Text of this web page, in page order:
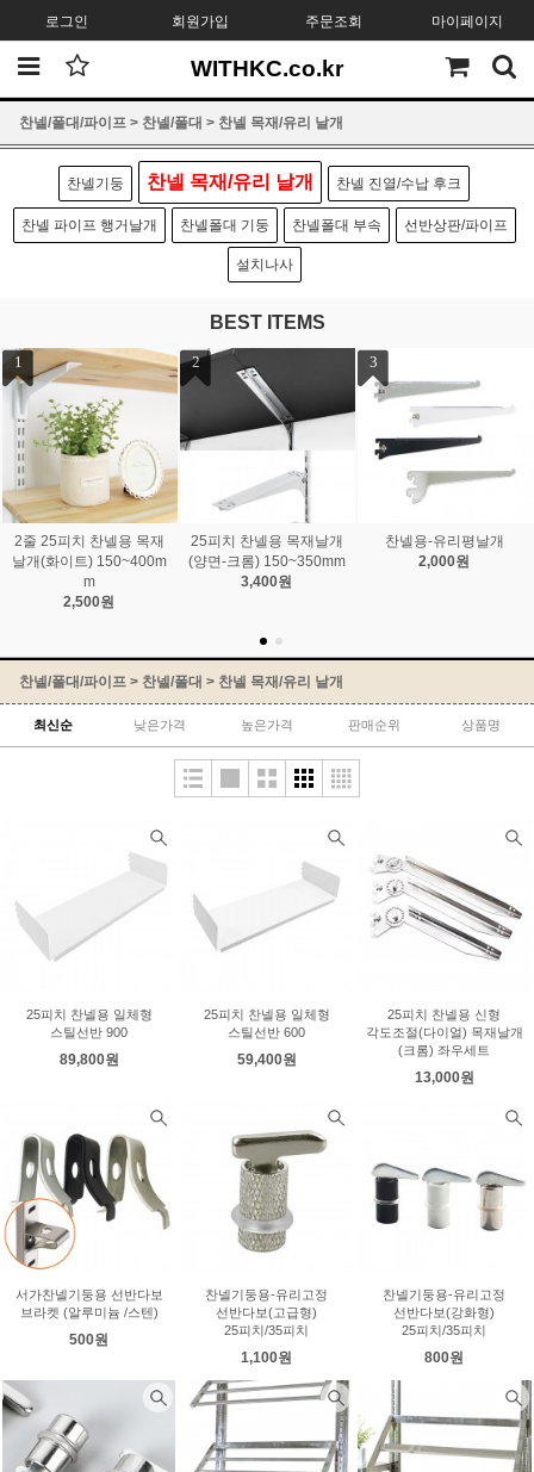
로그인 회원가입 주문조회 마이페이지
WITHKC.co.kr
찬넬/폴대/파이프 > 찬넬/폴대 > 찬넬 목재/유리 날개
찬넬기둥 찬넬 목재/유리 날개 찬넬 진열/수납 후크
찬넬 파이프 행거날개 찬넬폴대 기둥 찬넬폴대 부속 선반상판/파이프
설치나사
BEST ITEMS
1
2줄 25피치 찬넬용 목재
날개(화이트) 150~400m
m
2,500원
2
25피치 찬넬용 목재날개
(양면-크롬) 150~350mm
3,400원
3
찬넬용-유리평날개
2,000원
찬넬/폴대/파이프 > 찬넬/폴대 > 찬넬 목재/유리 날개
최신순 낮은가격 높은가격 판매순위 상품명
25피치 찬넬용 일체형
스틸선반 900
89,800원
25피치 찬넬용 일체형
스틸선반 600
59,400원
25피치 찬넬용 신형
각도조절(다이얼) 목재날개
(크롬) 좌우세트
13,000원
서가찬넬기둥용 선반다보
브라켓 (알루미늄 /스텐)
500원
찬넬기둥용-유리고정
선반다보(고급형)
25피치/35피치
1,100원
찬넬기둥용-유리고정
선반다보(강화형)
25피치/35피치
800원